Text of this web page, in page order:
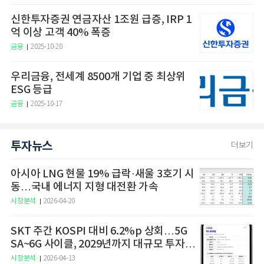
신한투자증권 연금자산 1조원 급증, IRP 1
억 이상 고객 40% 폭증
금융 2025-10-20
우리금융, 전세계 8500개 기업 중 최상위
ESG 등급
금융 2025-10-17
투자뉴스 더보기
아시아 LNG 현물 19% 급락·새울 3호기 시
동…국내 에너지 지형 대전환 가속
시장분석 2026-04-20
SKT 주간 KOSPI 대비 6.2%p 상회…5G
SA~6G 사이클, 2029년까지 대규모 투자
예고
시장분석 2026-04-13